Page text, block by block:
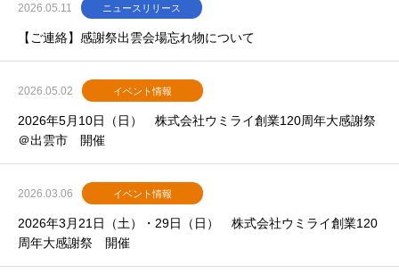
2026.05.11 ニュースリリース
【ご連絡】感謝祭出雲会場忘れ物について
2026.05.02 イベント情報
2026年5月10日（日） 株式会社ウミライ創業120周年大感謝祭
＠出雲市 開催
2026.03.06 イベント情報
2026年3月21日（土）・29日（日） 株式会社ウミライ創業120
周年大感謝祭 開催